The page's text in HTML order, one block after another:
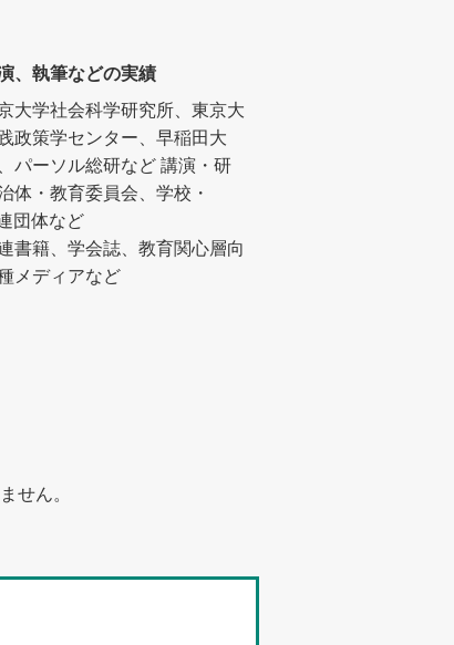
、執筆などの実績
大学社会科学研究所、東京大
政策学センター、早稲田大
パーソル総研など 講演・研
体・教育委員会、学校・
団体など
書籍、学会誌、教育関心層向
メディアなど
せん。